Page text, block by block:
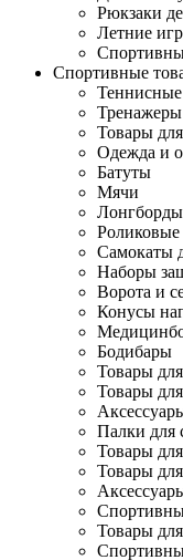
Рюкзаки
Летние
Спортивные
Теннисные
Тренажеры
Товары
Одежда и
Батуты
Мячи
Лонгборды
Роликовые
Самокаты
Наборы
Ворота и
Конусы
Бодибары
Товары
Товары
Палки для
Товары
Товары
Товары